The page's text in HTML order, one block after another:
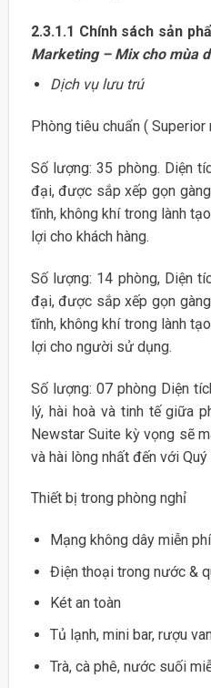
2.3.1.1 Chính sách sản
Marketing – Mix cho mùa
Dịch vụ lưu trú
Phòng tiêu chuẩn ( Superior
Số lượng: 35 phòng. Diện
đại, được sắp xếp gọn
tĩnh, không khí trong lành
lợi cho khách hàng.
Số lượng: 14 phòng, Diện
đại, được sắp xếp gọn
tĩnh, không khí trong lành
lợi cho người sử dụng.
Số lượng: 07 phòng Diện
lý, hài hoà và tinh tế giữa
Newstar Suite kỳ vọng sẽ
và hài lòng nhất đến với Quý
Thiết bị trong phòng nghỉ
Mạng không dây miễn phí
Điện thoại trong nước &
Két an toàn
Tủ lạnh, mini bar, rượu
Trà, cà phê, nước suối